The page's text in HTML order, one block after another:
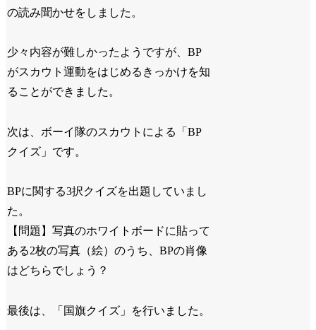
の読み聞かせをしました。
少々内容が難しかったようですが、BP
がスカウト運動をはじめるきっかけを知
ることができました。
次は、ボーイ隊のスカウトによる「BP
クイズ」です。
BPに関する3択クイズを出題していまし
た。
【問題】写真のホワイトボードに貼って
ある2枚の写真（絵）のうち、BPの肖像
はどちらでしょう？
最後は、「国旗クイズ」を行いました。